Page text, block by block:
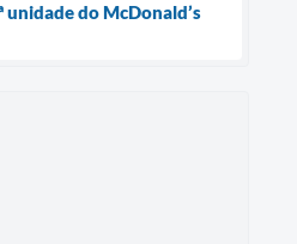
unidade do McDonald’s